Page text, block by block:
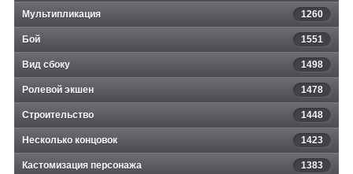
Мультипликация 1260
Бой 1551
Вид сбоку 1498
Ролевой экшен 1478
Строительство 1448
Несколько концовок 1423
Кастомизация персонажа 1383